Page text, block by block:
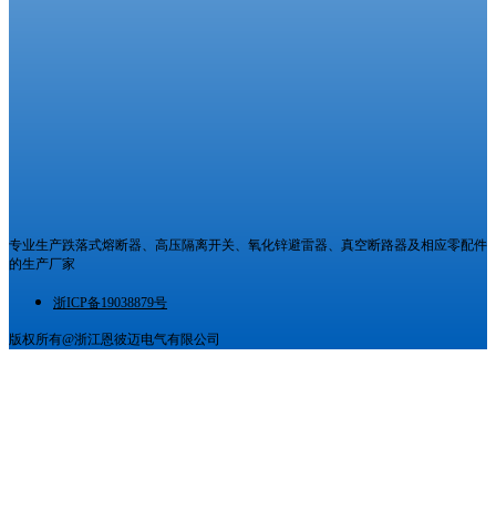
专业生产跌落式熔断器、高压隔离开关、氧化锌避雷器、真空断路器及相应零配件
的生产厂家
浙ICP备19038879号
版权所有@浙江恩彼迈电气有限公司